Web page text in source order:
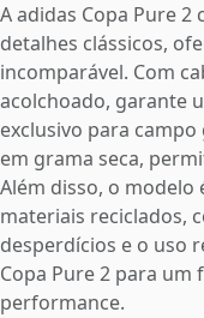
A adidas Copa Pure
detalhes clássicos,
incomparável. Com
acolchoado, garante
exclusivo para
em grama seca,
Além disso, o modelo
materiais reciclados,
desperdícios e o uso
Copa Pure 2 para um
performance.